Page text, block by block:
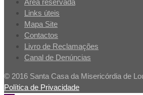
Links úteis
Mapa Site
Contactos
Livro de Reclamações
Canal de Denúncias
© 2016 Santa Casa da Misericórdia de
Política de Privacidade